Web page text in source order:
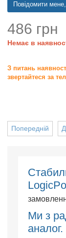
Повідомити
486 грн
Немає в
З питань
звертайтеся за
Попередній
Ми з
аналог.